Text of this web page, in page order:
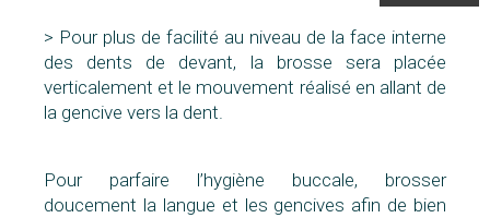
> Pour plus de facilité au niveau de la face interne
des dents de devant, la brosse sera placée
verticalement et le mouvement réalisé en allant de
la gencive vers la dent.
Pour parfaire l’hygiène buccale, brosser
doucement la langue et les gencives afin de bien